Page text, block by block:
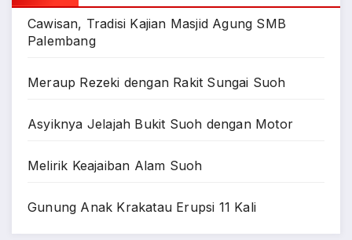
Cawisan, Tradisi Kajian Masjid Agung SMB
Palembang
Meraup Rezeki dengan Rakit Sungai Suoh
Asyiknya Jelajah Bukit Suoh dengan Motor
Melirik Keajaiban Alam Suoh
Gunung Anak Krakatau Erupsi 11 Kali